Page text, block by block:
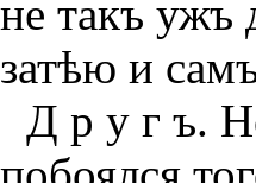
не такъ ужъ
затѣю и
Д р у г ъ.